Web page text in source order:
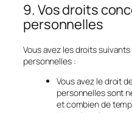
9. Vos droits
personnelles
Vous avez les droits
personnelles :
Vous avez le droit
personnelles sont
et combien de